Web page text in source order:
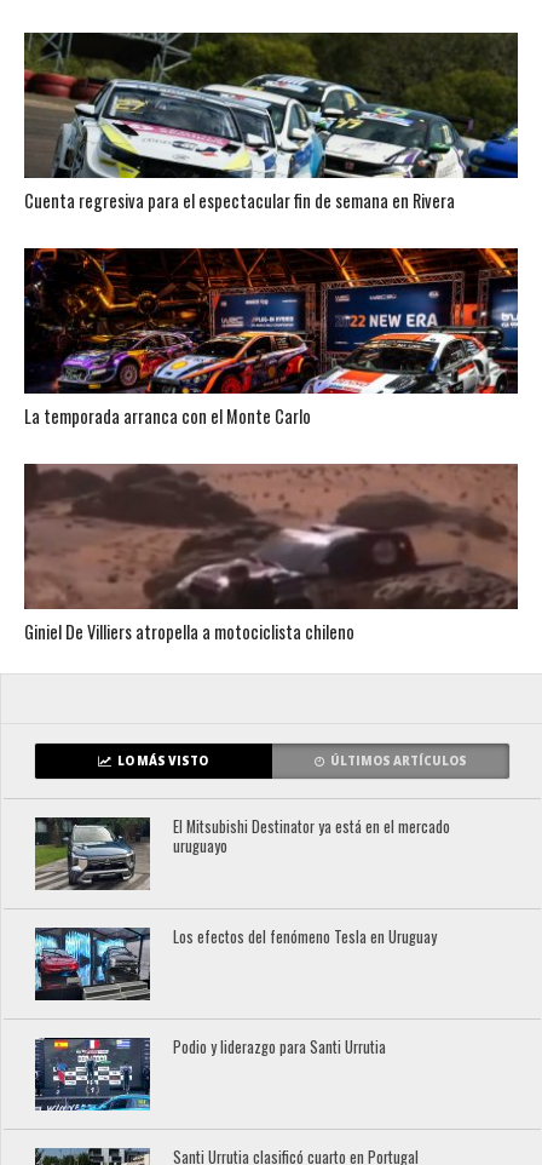
Cuenta regresiva para el espectacular fin de semana en Rivera
La temporada arranca con el Monte Carlo
Giniel De Villiers atropella a motociclista chileno
LO MÁS VISTO ÚLTIMOS ARTÍCULOS
El Mitsubishi Destinator ya está en el mercado
uruguayo
Los efectos del fenómeno Tesla en Uruguay
Podio y liderazgo para Santi Urrutia
Santi Urrutia clasificó cuarto en Portugal